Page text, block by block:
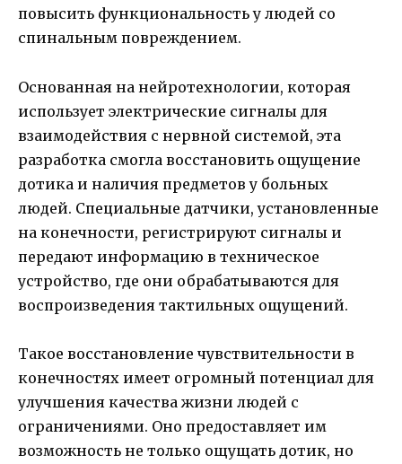
повысить функциональность у людей со
спинальным повреждением.
Основанная на нейротехнологии, которая
использует электрические сигналы для
взаимодействия с нервной системой, эта
разработка смогла восстановить ощущение
дотика и наличия предметов у больных
людей. Специальные датчики, установленные
на конечности, регистрируют сигналы и
передают информацию в техническое
устройство, где они обрабатываются для
воспроизведения тактильных ощущений.
Такое восстановление чувствительности в
конечностях имеет огромный потенциал для
улучшения качества жизни людей с
ограничениями. Оно предоставляет им
возможность не только ощущать дотик, но